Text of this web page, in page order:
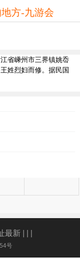
方-九游会
省嵊州市三界镇姚岙
姓烈妇而修。据民国
最新| | |
号